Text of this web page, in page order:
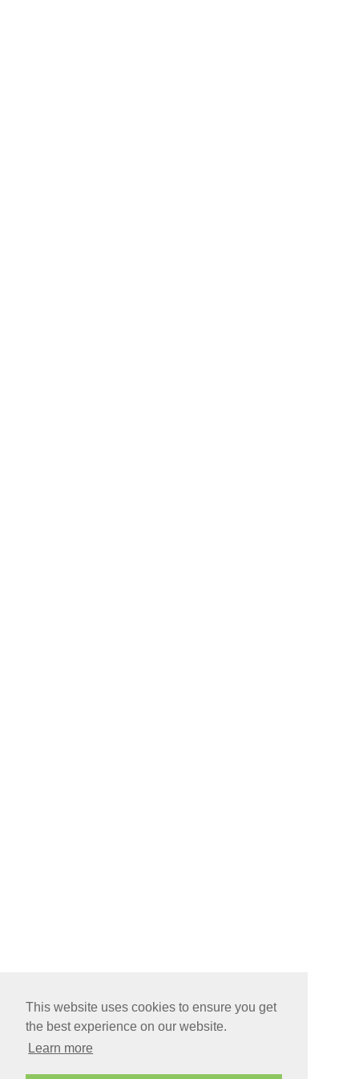
This website uses cookies to ensure you get
the best experience on our website.
Learn more